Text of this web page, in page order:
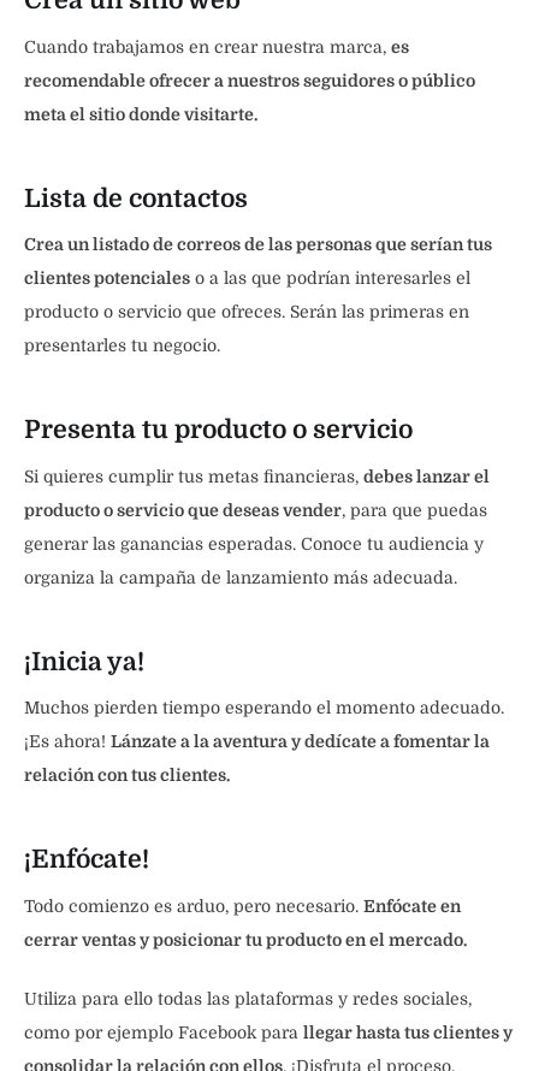
Cuando trabajamos en crear nuestra marca, es
recomendable ofrecer a nuestros seguidores o público
meta el sitio donde visitarte.
Lista de contactos
Crea un listado de correos de las personas que serían tus
clientes potenciales o a las que podrían interesarles el
producto o servicio que ofreces. Serán las primeras en
presentarles tu negocio.
Presenta tu producto o servicio
Si quieres cumplir tus metas financieras, debes lanzar el
producto o servicio que deseas vender, para que puedas
generar las ganancias esperadas. Conoce tu audiencia y
organiza la campaña de lanzamiento más adecuada.
¡Inicia ya!
Muchos pierden tiempo esperando el momento adecuado.
¡Es ahora! Lánzate a la aventura y dedícate a fomentar la
relación con tus clientes.
¡Enfócate!
Todo comienzo es arduo, pero necesario. Enfócate en
cerrar ventas y posicionar tu producto en el mercado.
Utiliza para ello todas las plataformas y redes sociales,
como por ejemplo Facebook para llegar hasta tus clientes y
consolidar la relación con ellos. ¡Disfruta el proceso,